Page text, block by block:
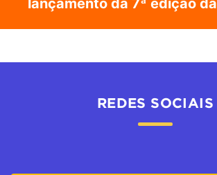
lançamento da 7ª edição da
REDES SOCIAIS